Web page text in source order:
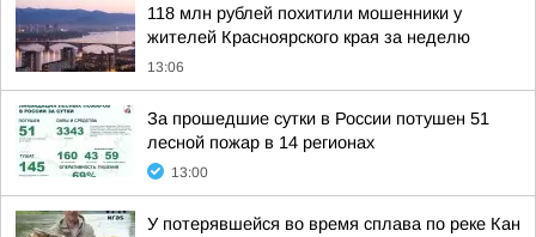
118 млн рублей похитили мошенники у
жителей Красноярского края за неделю
13:06
За прошедшие сутки в России потушен 51
лесной пожар в 14 регионах
13:00
У потерявшейся во время сплава по реке Кан